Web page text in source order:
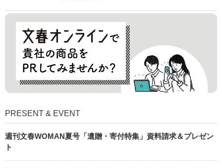
PRESENT & EVENT
週刊文春WOMAN夏号「遺贈・寄付特集」資料請求＆プレゼン
ト